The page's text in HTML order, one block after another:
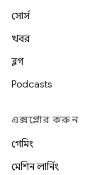
সোর্স
খবর
ব্লগ
Podcasts
এক্সপ্লোর করুন
গেমিং
মেশিন লার্নিং